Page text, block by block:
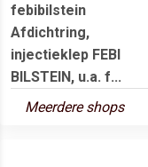
febibilstein
Afdichtring,
injectieklep FEBI
BILSTEIN, u.a. f...
Meerdere shops